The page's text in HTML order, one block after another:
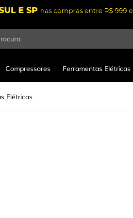
Compressores Ferramentas Elétricas
Elétricas